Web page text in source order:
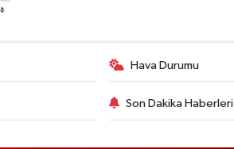
Hava Durumu
Son Dakika Haberleri